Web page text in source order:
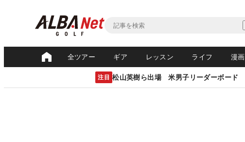
全ツアー ギア レッスン ライフ 漫画
注目 松山英樹ら出場 米男子リーダーボード